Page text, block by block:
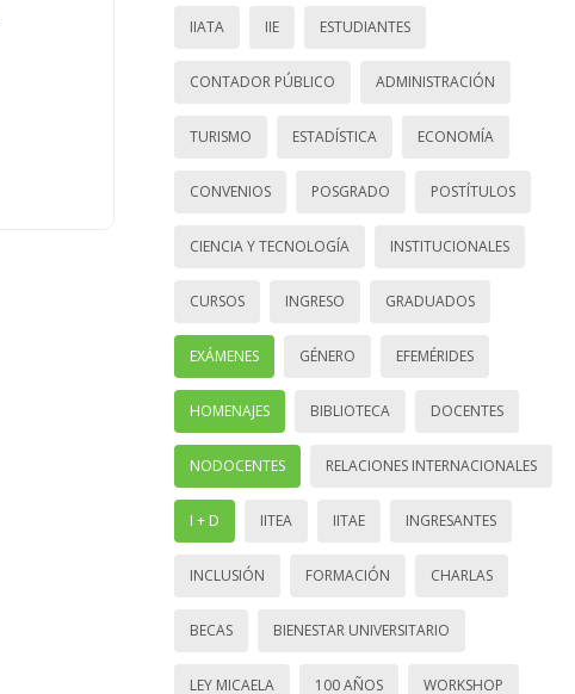
IIATA IIE ESTUDIANTES
CONTADOR PÚBLICO ADMINISTRACIÓN
TURISMO ESTADÍSTICA ECONOMÍA
CONVENIOS POSGRADO POSTÍTULOS
CIENCIA Y TECNOLOGÍA INSTITUCIONALES
CURSOS INGRESO GRADUADOS
EXÁMENES GÉNERO EFEMÉRIDES
HOMENAJES BIBLIOTECA DOCENTES
NODOCENTES RELACIONES INTERNACIONALES
I + D IITEA IITAE INGRESANTES
INCLUSIÓN FORMACIÓN CHARLAS
BECAS BIENESTAR UNIVERSITARIO
LEY MICAELA 100 AÑOS WORKSHOP